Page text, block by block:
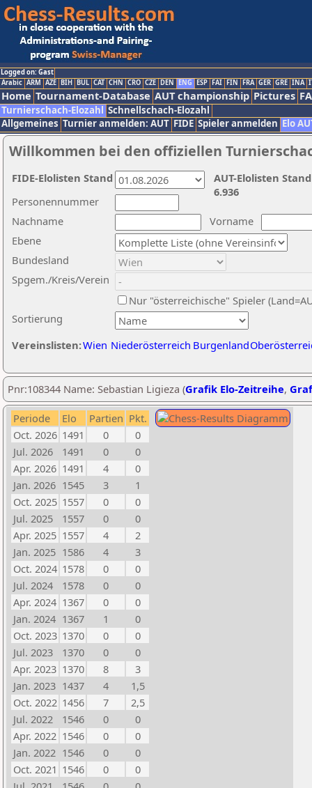
Logged on: Gast
Arabic ARM AZE BIH BUL CAT CHN CRO CZE DEN ENG ESP FAI FIN FRA GER GRE INA
Home Tournament-Database AUT championship Pictures
Turnierschach-Elozahl Schnellschach-Elozahl
Allgemeines Turnier anmelden: AUT FIDE Spieler anmelden Elo
Willkommen bei den offiziellen
Nachname
Vorname
Ebene
Sortierung
Personennummer
Bundesland
Spgem./Kreis/Verein
Nur "österreichische" Spieler
Vereinslisten:Wien Niederösterreich Burgenland
AUT-Elolisten
6.936
FIDE-Elolisten Stand
Pnr:108344 Name: Sebastian Ligieza (Grafik Elo-Zeitreihe,
Periode Elo Partien Pkt.
Oct. 2026 1491 0
0
Jul. 2026
1491 0
0
Apr. 2026 1491 4
0
Jan. 2026 1545 3
1
Oct. 2025 1557 0
0
Jul. 2025
1557 0
0
Apr. 2025 1557 4
2
Jan. 2025 1586 4
3
Oct. 2024 1578 0
0
Jul. 2024
1578 0
0
Apr. 2024 1367 0
0
Jan. 2024 1367 1
0
Oct. 2023 1370 0
0
Jul. 2023
1370 0
0
Apr. 2023 1370 8
3
Jan. 2023 1437 4
1,5
Oct. 2022 1456 7
2,5
Jul. 2022
1546 0
0
Apr. 2022 1546 0
0
Jan. 2022 1546 0
0
Oct. 2021 1546 0
0